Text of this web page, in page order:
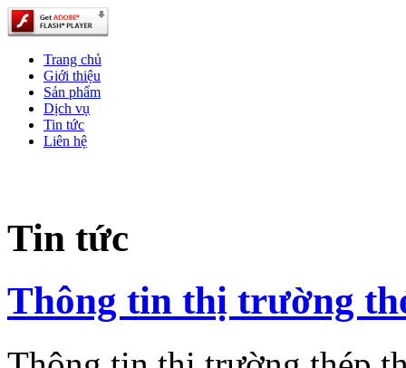
Trang chủ
Giới thiệu
Sản phẩm
Dịch vụ
Tin tức
Liên hệ
Tin tức
Thông tin thị trường